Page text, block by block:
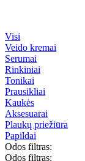
Visi
Veido kremai
Serumai
Rinkiniai
Tonikai
Prausikliai
Kaukės
Aksesuarai
Plaukų priežiūra
Papildai
Odos filtras:
Odos filtras: